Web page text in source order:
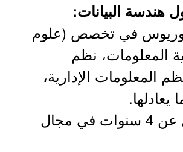
في تخصص (علوم
المعلومات، نظم
المعلومات الإدارية،
يعادلها.
- خبرة لا تقل عن 4 سنوات في مجال